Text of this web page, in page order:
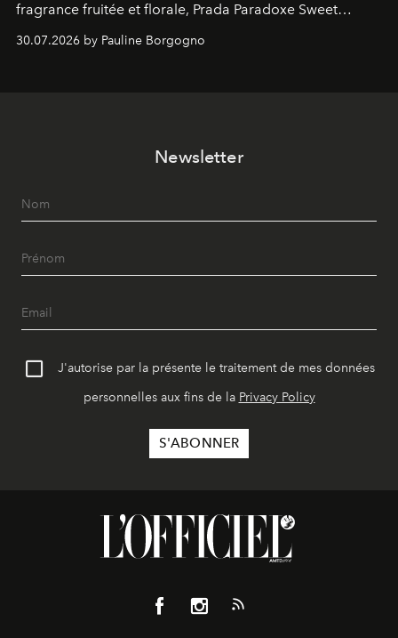
fragrance fruitée et florale, Prada Paradoxe Sweet
30.07.2026 by Pauline Borgogno
Newsletter
J'autorise par la présente le traitement de mes données
personnelles aux fins de la Privacy Policy